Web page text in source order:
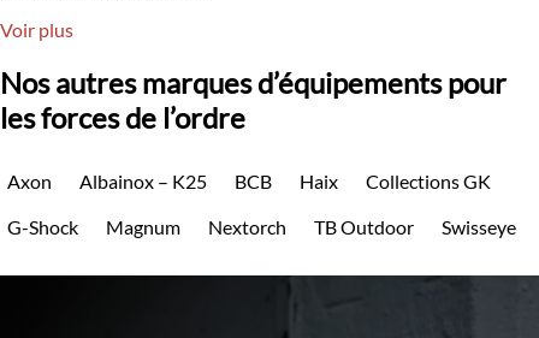
Voir plus
Nos autres marques d’équipements pour
les forces de l’ordre
Axon Albainox – K25 BCB Haix
Collections GK
G-Shock
Magnum Nextorch TB Outdoor Swisseye